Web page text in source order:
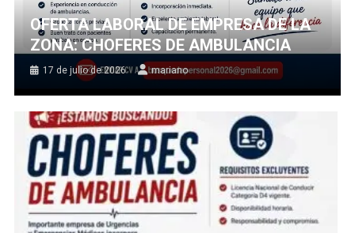
OFERTA LABORAL DE EMPRESA DE LA
ZONA: CHOFERES DE AMBULANCIA
17 de julio de 2026 mariano